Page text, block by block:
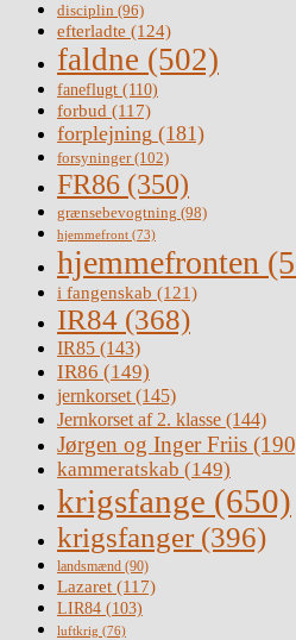
disciplin (96)
efterladte (124)
faldne (502)
faneflugt (110)
forbud (117)
forplejning (181)
forsyninger(102)
FR86 (350)
grænsebevogtning (98)
hjemmefront (73)
hjemmefronten
i fangenskab (121)
IR84 (368)
IR85 (143)
IR86 (149)
jernkorset(145)
Jernkorset af 2. klasse (144)
Jørgen og Inger Friis
kammeratskab (149)
krigsfange (650)
krigsfanger (396)
landsmænd (90)
Lazaret (117)
LIR84 (103)
luftkrig (76)